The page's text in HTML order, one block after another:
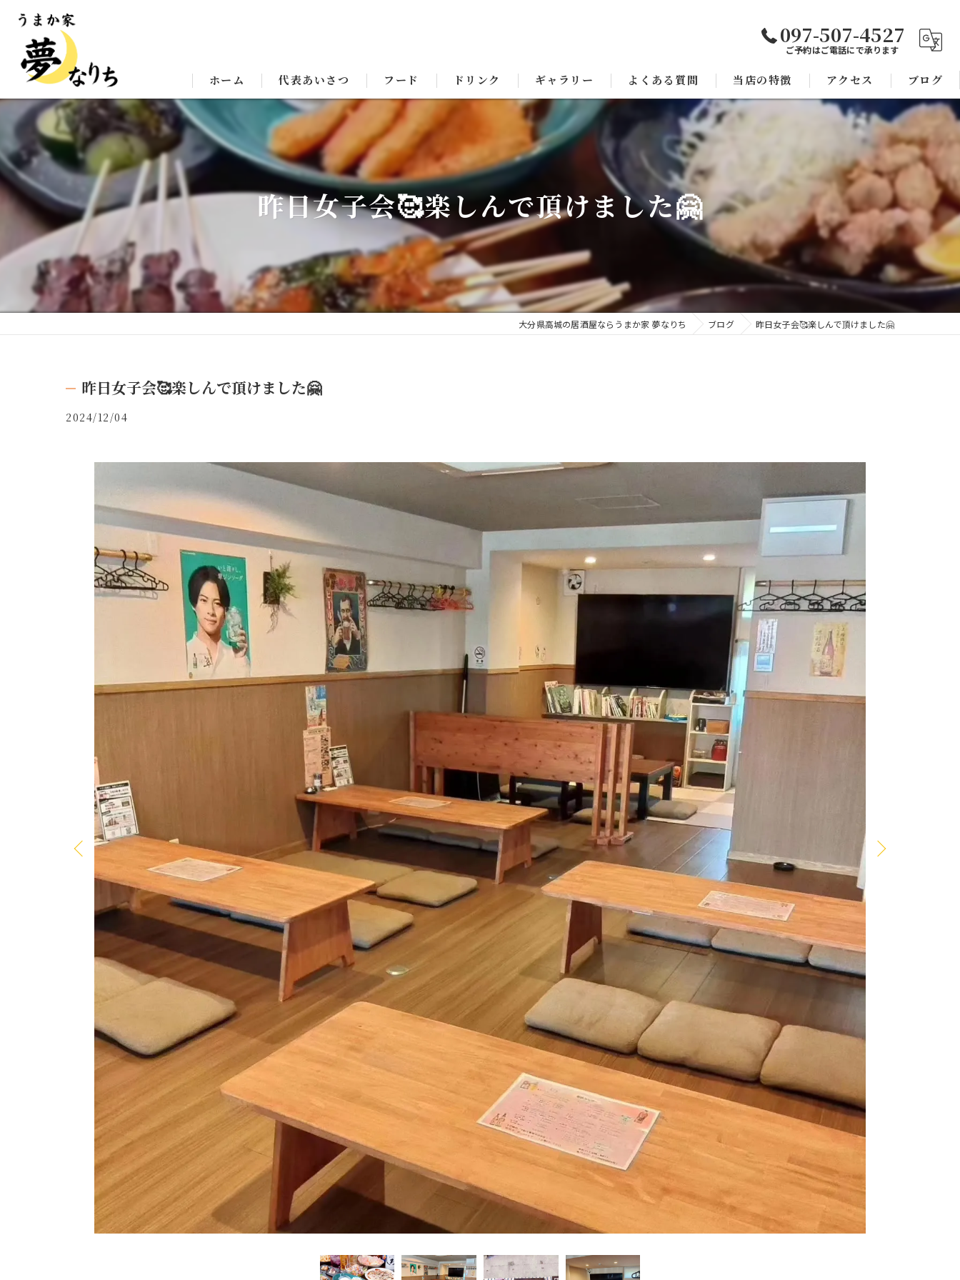
097-507-4527
ご予約はご電話にで承ります
ホーム 代表あいさつ フード ドリンク ギャラリー よくある質問 当店の特徴
子連れ
スポーツ観戦
モツ鍋
アクセス ブログ
昨日女子会🥰楽しんで頂けました🤗
大分県高城の居酒屋ならうまか家 夢なりち ブログ 昨日女子会🥰楽しんで頂けました🤗
昨日女子会🥰楽しんで頂けました🤗
2024/12/04